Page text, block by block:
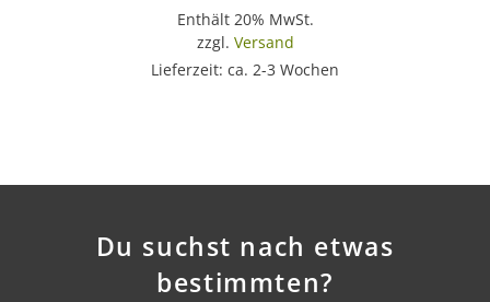
Enthält 20% MwSt.
zzgl. Versand
Lieferzeit: ca. 2-3 Wochen
Du suchst nach etwas
bestimmten?